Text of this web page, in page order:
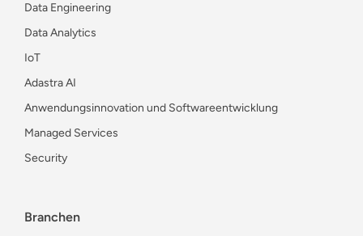
Data Engineering
Data Analytics
IoT
Adastra AI
Anwendungsinnovation und Softwareentwicklung
Managed Services
Security
Branchen